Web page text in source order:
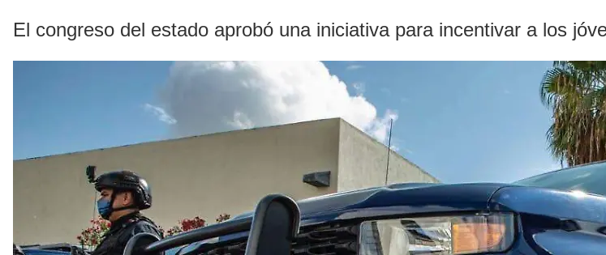
El congreso del estado aprobó una iniciativa para incentivar a los